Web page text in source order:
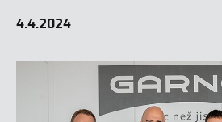
4.4.2024